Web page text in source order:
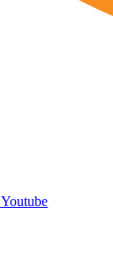
Youtube